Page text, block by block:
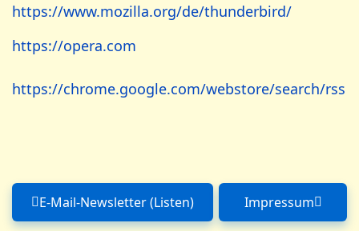
https://www.mozilla.org/de/thunderbird/
https://opera.com
https://chrome.google.com/webstore/search/rss
Vorheriger Beitrag: E-Mail-Newsletter
E-Mail-Newsletter (Listen) Nächster
Impressum